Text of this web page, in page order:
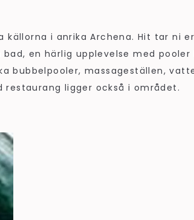
i anrika Archena. Hit tar ni
en härlig upplevelse med pooler
bubbelpooler, massageställen,
ligger också i området.